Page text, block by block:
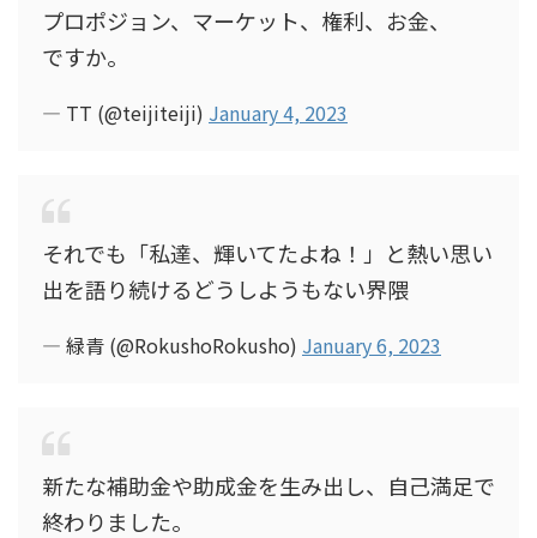
プロポジョン、マーケット、権利、お金、
ですか。
— TT (@teijiteiji) January 4, 2023
それでも「私達、輝いてたよね！」と熱い思い
出を語り続けるどうしようもない界隈
— 緑青 (@RokushoRokusho) January 6, 2023
新たな補助金や助成金を生み出し、自己満足で
終わりました。